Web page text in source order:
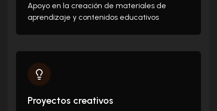
Apoyo en la creación de materiales de
aprendizaje y contenidos educativos
Proyectos creativos